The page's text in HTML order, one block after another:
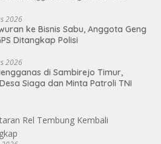
2026
ke Bisnis Sabu, Anggota Geng
Ditangkap Polisi
2026
di Sambirejo Timur,
Siaga dan Minta Patroli TNI